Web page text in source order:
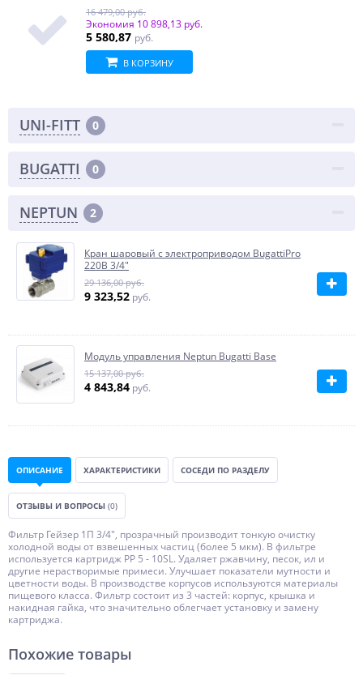
16 479,00 руб.
Экономия 10 898,13 руб.
5 580,87 руб.
В КОРЗИНУ
UNI-FITT 0
BUGATTI 0
NEPTUN 2
Кран шаровый с электроприводом BugattiPro
220В 3/4"
29 136,00 руб.
9 323,52 руб.
Модуль управления Neptun Bugatti Base
15 137,00 руб.
4 843,84 руб.
ОПИСАНИЕ ХАРАКТЕРИСТИКИ СОСЕДИ ПО РАЗДЕЛУ
ОТЗЫВЫ И ВОПРОСЫ (0)
Фильтр Гейзер 1П 3/4", прозрачный производит тонкую очистку
холодной воды от взвешенных частиц (более 5 мкм). В фильтре
используется картридж РР 5 - 10SL. Удаляет ржавчину, песок, ил и
другие нерастворимые примеси. Улучшает показатели мутности и
цветности воды. В производстве корпусов используются материалы
пищевого класса. Фильтр состоит из 3 частей: корпус, крышка и
накидная гайка, что значительно облегчает установку и замену
картриджа.
Похожие товары